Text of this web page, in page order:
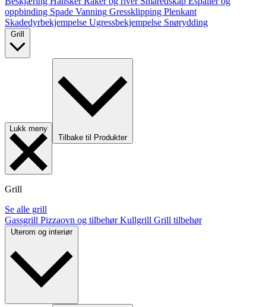
oppbinding Spade Vanning Gressklipping Plenkant
Skadedyrbekjempelse Ugressbekjempelse Snørydding
Lukk meny
Tilbake til Produkter
Grill
Se alle grill
Gassgrill Pizzaovn og tilbehørKullgrill Grill tilbehør
Uterom og interiør